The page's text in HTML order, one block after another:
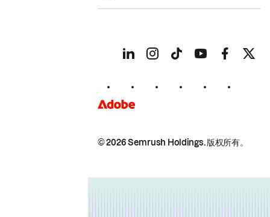
© 2026 Semrush Holdings.版权所有。